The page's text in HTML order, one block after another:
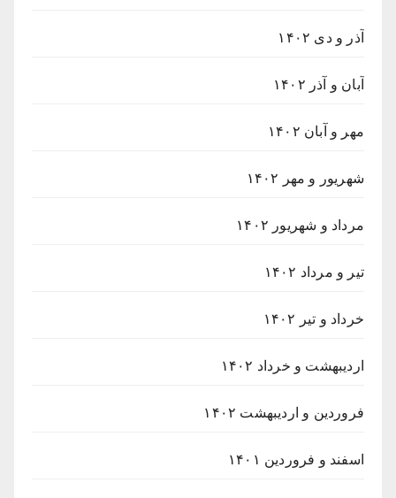
آذر و دی ۱۴۰۲
آبان و آذر ۱۴۰۲
مهر و آبان ۱۴۰۲
شهریور و مهر ۱۴۰۲
مرداد و شهریور ۱۴۰۲
تیر و مرداد ۱۴۰۲
خرداد و تیر ۱۴۰۲
اردیبهشت و خرداد ۱۴۰۲
فروردین و اردیبهشت ۱۴۰۲
اسفند و فروردین ۱۴۰۱